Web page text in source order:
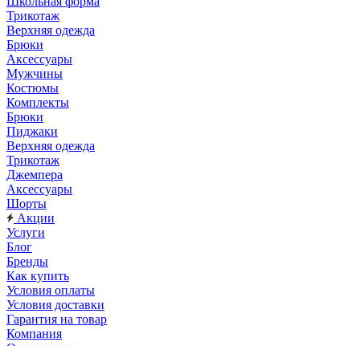
Трикотаж
Верхняя одежда
Брюки
Аксессуары
Мужчины
Костюмы
Комплекты
Брюки
Пиджаки
Верхняя одежда
Трикотаж
Джемпера
Аксессуары
Шорты
Акции
Услуги
Блог
Бренды
Как купить
Условия оплаты
Условия доставки
Гарантия на товар
Компания